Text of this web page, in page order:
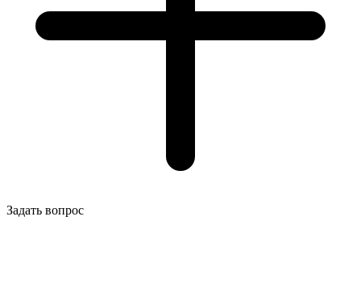
Задать вопрос